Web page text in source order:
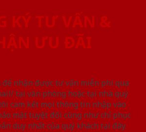
KÝ TƯ VẤN &
ƯU ĐÃI
nhận được tư vấn miễn phí qua
tại văn phòng hoặc tại nhà quý
cam kết mọi thông tin nhập vào
mật tuyệt đối cũng như chỉ phục
duy nhất của quý khách tại đây.